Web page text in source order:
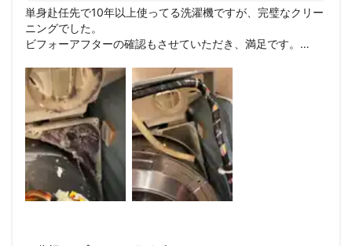
単身赴任先で10年以上使ってる洗濯機ですが、完璧なクリー
ニングでした。
ビフォーアフターの確認もさせていただき、満足です。
ょうが笑)